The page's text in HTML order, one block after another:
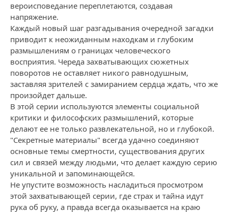
вероисповедание переплетаются, создавая
напряжение.
Каждый новый шаг разгадывания очередной загадки
приводит к неожиданным находкам и глубоким
размышлениям о границах человеческого
восприятия. Череда захватывающих сюжетных
поворотов не оставляет никого равнодушным,
заставляя зрителей с замиранием сердца ждать, что же
произойдет дальше.
В этой серии используются элементы социальной
критики и философских размышлений, которые
делают ее не только развлекательной, но и глубокой.
"Секретные материалы" всегда удачно соединяют
основные темы смертности, существования других
сил и связей между людьми, что делает каждую серию
уникальной и запоминающейся.
Не упустите возможность насладиться просмотром
этой захватывающей серии, где страх и тайна идут
рука об руку, а правда всегда оказывается на краю